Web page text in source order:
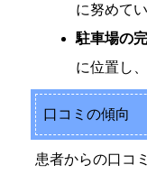
に努めてい
駐車場の完
に位置し
口コミの傾向
患者からの口コ